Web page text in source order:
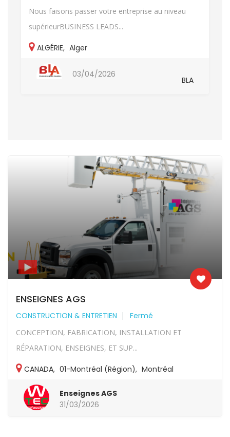
Nous faisons passer votre entreprise au niveau
supérieurBUSINESS LEADS...
ALGÉRIE, Alger
BLA
03/04/2026
ENSEIGNES AGS
CONSTRUCTION & ENTRETIEN Fermé
CONCEPTION, FABRICATION, INSTALLATION ET
RÉPARATION, ENSEIGNES, ET SUP...
CANADA, 01-Montréal (Région), Montréal
Enseignes AGS
31/03/2026